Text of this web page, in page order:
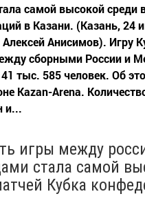
самой высокой среди
в Казани. (Казань, 24
Анисимов). Игру
сборными России и
41 тыс. 585 человек. Об
Kazan-Arena.
и...
игры между
стала самой
Кубка